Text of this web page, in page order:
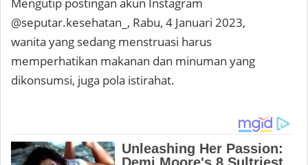
Mengutip postingan akun Instagram
@seputar.kesehatan_, Rabu, 4 Januari 2023,
wanita yang sedang menstruasi harus
memperhatikan makanan dan minuman yang
dikonsumsi, juga pola istirahat.